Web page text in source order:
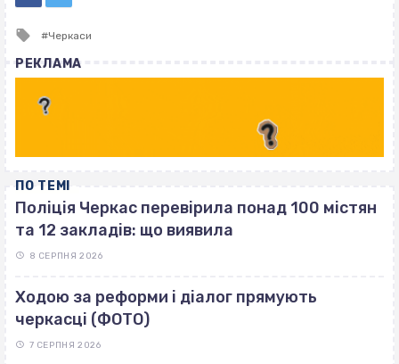
Tagged
Черкаси
РЕКЛАМА
ПО ТЕМІ
Поліція Черкас перевірила понад 100 містян
та 12 закладів: що виявила
8 СЕРПНЯ 2026
Ходою за реформи і діалог прямують
черкасці (ФОТО)
7 СЕРПНЯ 2026